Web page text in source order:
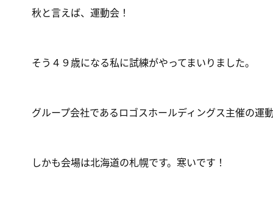
秋と言えば、運動会！
そう４９歳になる私に試練がやってまいりました。
グループ会社であるロゴスホールディングス主催の運
しかも会場は北海道の札幌です。寒いです！